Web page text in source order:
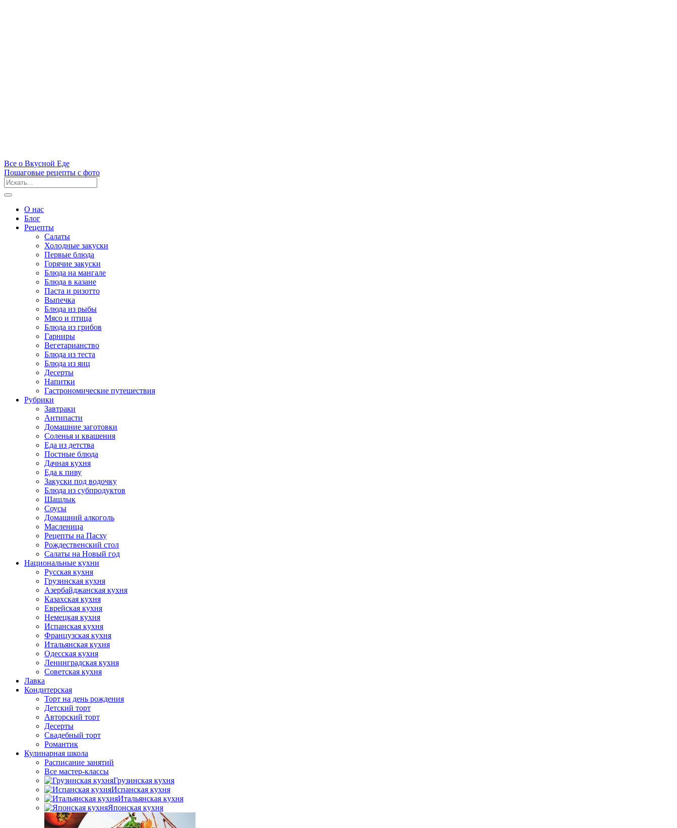
Все о Вкусной Еде
Пошаговые рецепты с фото
О нас
Блог
Рецепты
Салаты
Холодные закуски
Первые блюда
Горячие закуски
Блюда на мангале
Блюда в казане
Паста и ризотто
Выпечка
Блюда из рыбы
Мясо и птица
Блюда из грибов
Гарниры
Вегетарианство
Блюда из теста
Блюда из яиц
Десерты
Напитки
Гастрономические путешествия
Рубрики
Завтраки
Антипасти
Домашние заготовки
Соленья и квашения
Еда из детства
Постные блюда
Дачная кухня
Еда к пиву
Закуски под водочку
Блюда из субпродуктов
Шашлык
Соусы
Домашний алкоголь
Масленица
Рецепты на Пасху
Рождественский стол
Салаты на Новый год
Национальные кухни
Русская кухня
Грузинская кухня
Азербайджанская кухня
Казахская кухня
Еврейская кухня
Немецкая кухня
Испанская кухня
Французская кухня
Итальянская кухня
Одесская кухня
Ленинградская кухня
Советская кухня
Лавка
Кондитерская
Торт на день рождения
Детский торт
Авторский торт
Десерты
Свадебный торт
Романтик
Кулинарная школа
Расписание занятий
Все мастер-классы
Грузинская кухня
Испанская кухня
Итальянская кухня
Японская кухня